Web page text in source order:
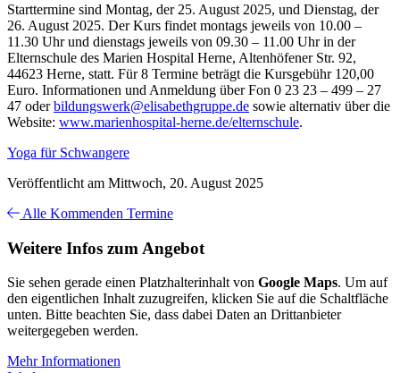
Starttermine sind Montag, der 25. August 2025, und Dienstag, der
26. August 2025. Der Kurs findet montags jeweils von 10.00 –
11.30 Uhr und dienstags jeweils von 09.30 – 11.00 Uhr in der
Elternschule des Marien Hospital Herne, Altenhöfener Str. 92,
44623 Herne, statt. Für 8 Termine beträgt die Kursgebühr 120,00
Euro. Informationen und Anmeldung über Fon 0 23 23 – 499 – 27
47 oderbildungswerk@elisabethgruppe.de sowie alternativ über die
Website: www.marienhospital-herne.de/elternschule.
Yoga für Schwangere
Veröffentlicht am Mittwoch, 20. August 2025
Alle Kommenden Termine
Weitere Infos zum Angebot
Sie sehen gerade einen Platzhalterinhalt von Google Maps. Um auf
den eigentlichen Inhalt zuzugreifen, klicken Sie auf die Schaltfläche
unten. Bitte beachten Sie, dass dabei Daten an Drittanbieter
weitergegeben werden.
Mehr Informationen